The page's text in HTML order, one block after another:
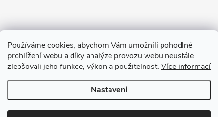
Používáme cookies, abychom Vám umožnili pohodlné
prohlížení webu a díky analýze provozu webu neustále
zlepšovali jeho funkce, výkon a použitelnost. Více informací
Nastavení
Sledovat na Instagramu
Copyright 2026GOURMET PARTNERS. Všechna práva vyhrazena.